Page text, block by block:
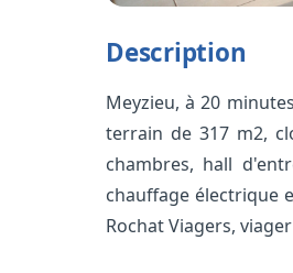
Description
Meyzieu, à 20
terrain de 317 m2,
chambres, hall
chauffage électrique
Rochat Viagers,